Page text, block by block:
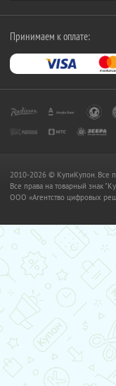
Принимаем к оплате:
2010-2026 © КупиКупон. Все
Все права на товарный знак
OOO «Агентство цифровых